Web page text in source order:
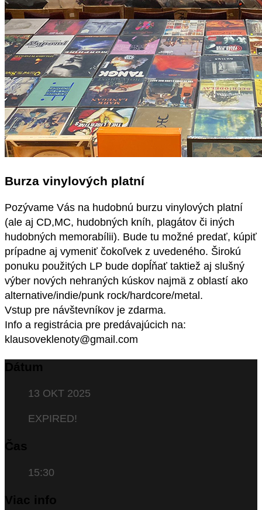
Burza vinylových platní
Pozývame Vás na hudobnú burzu vinylových platní
(ale aj CD,MC, hudobných kníh, plagátov či iných
hudobných memorabílii). Bude tu možné predať, kúpiť
prípadne aj vymeniť čokoľvek z uvedeného. Širokú
ponuku použitých LP bude dopĺňať taktiež aj slušný
výber nových nehraných kúskov najmä z oblastí ako
alternative/indie/punk rock/hardcore/metal.
Vstup pre návštevníkov je zdarma.
Info a registrácia pre predávajúcich na:
klausoveklenoty@gmail.com
Dátum
13 OKT 2025
EXPIRED!
Čas
15:30
Viac info